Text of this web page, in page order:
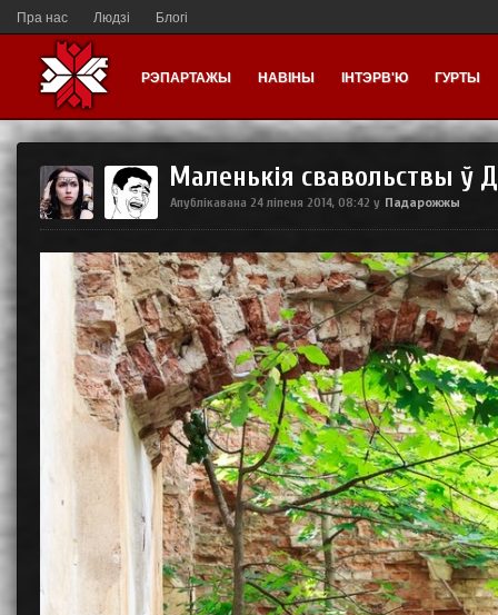
Пра нас Людзі Блогі
РЭПАРТАЖЫ НАВІНЫ ІНТЭРВ'Ю ГУРТЫ
Маленькiя свавольствы ў
Апублікавана 24 ліпеня 2014, 08:42 у Падарожжы